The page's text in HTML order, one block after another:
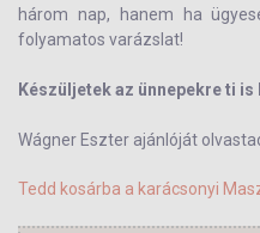
három nap, hanem ha
folyamatos varázslat!
Készüljetek az ünnepekre ti
Wágner Eszter ajánlóját
Tedd kosárba a karácsonyi